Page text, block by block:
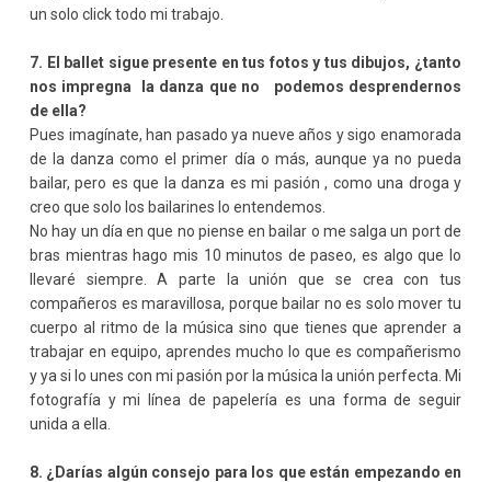
un solo click todo mi trabajo.
7. El ballet sigue presente en tus fotos y tus dibujos, ¿tanto
nos impregna la danza que no podemos desprendernos
de ella?
Pues imagínate, han pasado ya nueve años y sigo enamorada
de la danza como el primer día o más, aunque ya no pueda
bailar, pero es que la danza es mi pasión , como una droga y
creo que solo los bailarines lo entendemos.
No hay un día en que no piense en bailar o me salga un port de
bras mientras hago mis 10 minutos de paseo, es algo que lo
llevaré siempre. A parte la unión que se crea con tus
compañeros es maravillosa, porque bailar no es solo mover tu
cuerpo al ritmo de la música sino que tienes que aprender a
trabajar en equipo, aprendes mucho lo que es compañerismo
y ya si lo unes con mi pasión por la música la unión perfecta. Mi
fotografía y mi línea de papelería es una forma de seguir
unida a ella.
8. ¿Darías algún consejo para los que están empezando en